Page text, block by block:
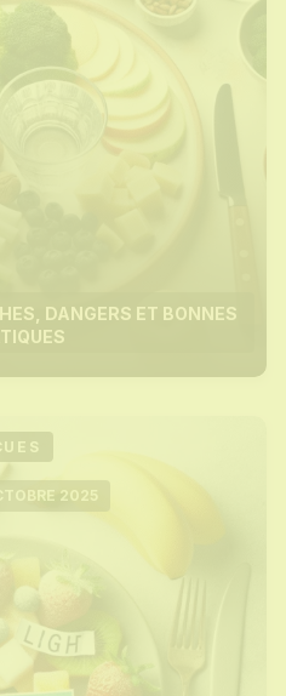
DANGERS ET BONNES
2025